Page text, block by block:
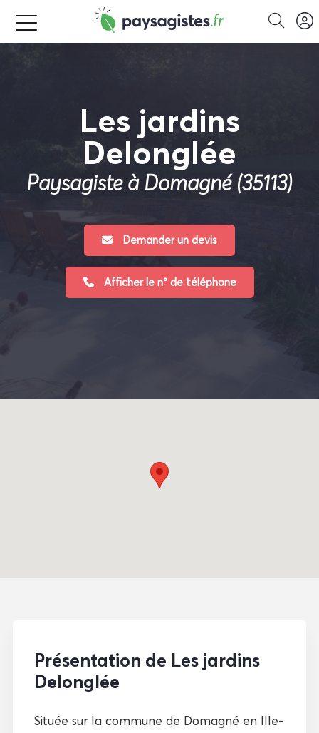
Les jardins
Delonglée
Paysagiste à Domagné (35113)
Demander un devis
Afficher le n° de téléphone
Présentation de Les jardins
Delonglée
Située sur la commune de Domagné en Ille-